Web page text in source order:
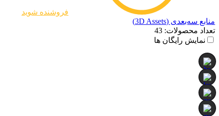
فروشنده شوید
منابع سه‌بعدی (3D Assets)
تعداد محصولات: 43
نمایش رایگان ها